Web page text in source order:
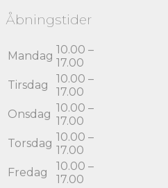
Åbningstider
Mandag 10.00 –
17.00
Tirsdag
10.00 –
17.00
Onsdag 10.00 –
17.00
Torsdag 10.00 –
17.00
Fredag
10.00 –
17.00